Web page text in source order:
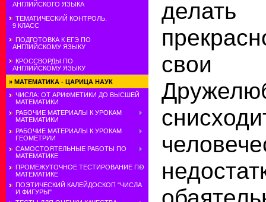
АНГЛИЙСКОГО ЯЗЫКА
ТЕМАТИЧЕСКИЙ КОНТРОЛЬ.
9 КЛАСС
ПОДГОТОВКА К ЕГЭ ПО
АНГЛИЙСКОМУ ЯЗЫКУ
КРОССВОРДЫ ПО
АНГЛИЙСКОМУ ЯЗЫКУ
» МАТЕМАТИКА - ЦАРИЦА НАУК
ЧИСЛА: ОТ АРИФМЕТИКИ ДО ВЫСШЕЙ
МАТЕМАТИКИ
РАБОЧИЕ МАТЕРИАЛЫ К УРОКАМ
МАТЕМАТИКИ
РАБОЧИЕ МАТЕРИАЛЫ К УРОКАМ
ГЕОМЕТРИИ
САМОСТОЯТЕЛЬНЫЕ РАБОТЫ ПО
МАТЕМАТИКЕ
ПРОМЕЖУТОЧНОЕ ТЕСТИРОВАНИЕ ПО
МАТЕМАТИКЕ
ПОЭТИЧЕСКИЙ КАЛЕЙДОСКОП "ЧИСЛА
И ФИГУРЫ"
свои